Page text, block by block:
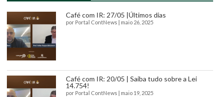
Café com IR: 27/05 |Últimos dias
por Portal ContNews maio 26, 2025
Café com IR: 20/05 | Saiba tudo sobre a Lei
14.754!
por Portal ContNews maio 19, 2025